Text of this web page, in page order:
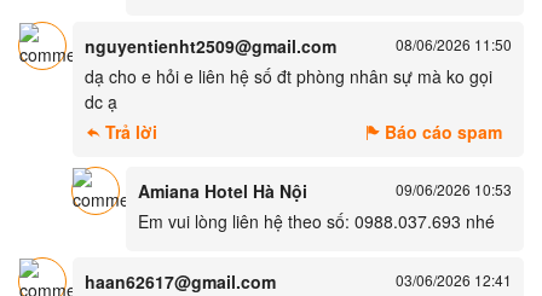
nguyentienht2509@gmail.com 08/06/2026 11:50
dạ cho e hỏi e liên hệ số đt phòng nhân sự mà ko gọi
dc ạ
Trả lời
Báo cáo spam
Amiana Hotel Hà Nội 09/06/2026 10:53
Em vui lòng liên hệ theo số: 0988.037.693 nhé
haan62617@gmail.com 03/06/2026 12:41